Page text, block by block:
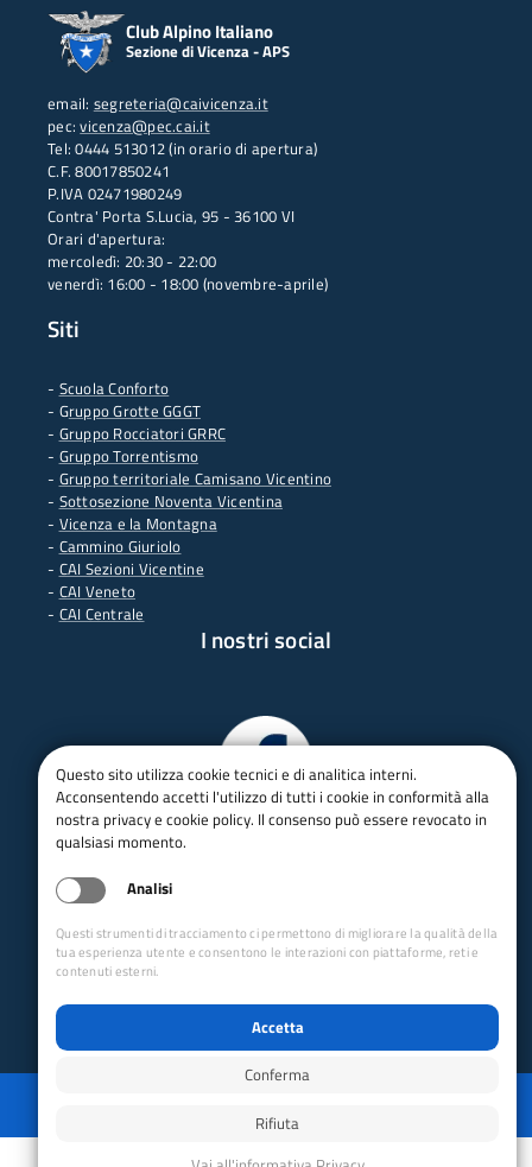
Club Alpino Italiano
Sezione di Vicenza - APS
email: segreteria@caivicenza.it
pec:vicenza@pec.cai.it
Tel: 0444 513012 (in orario di apertura)
C.F. 80017850241
P.IVA 02471980249
Contra' Porta S.Lucia, 95 - 36100 VI
Orari d'apertura:
mercoledì: 20:30 - 22:00
venerdì: 16:00 - 18:00 (novembre-aprile)
Siti
- Scuola Conforto
- Gruppo Grotte GGGT
- Gruppo Rocciatori GRRC
- Gruppo Torrentismo
- Gruppo territoriale Camisano Vicentino
- Sottosezione Noventa Vicentina
- Vicenza e la Montagna
- Cammino Giuriolo
- CAI Sezioni Vicentine
- CAI Veneto
- CAI Centrale
I nostri social
Powered by GRUPPO YEC
Questo sito utilizza cookie tecnici e di analitica interni.
Acconsentendo accetti l'utilizzo di tutti i cookie in conformità alla
nostra privacy e cookie policy. Il consenso può essere revocato in
qualsiasi momento.
Analisi
Questi strumenti di tracciamento ci permettono di migliorare la qualità della
tua esperienza utente e consentono le interazioni con piattaforme, reti e
contenuti esterni.
Accetta
Conferma
Rifiuta